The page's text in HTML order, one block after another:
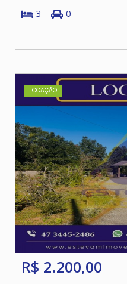
3
0
LOCAÇÃO
R$ 2.200,00